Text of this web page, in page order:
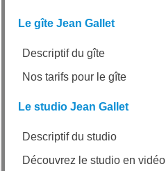
Le gîte Jean Gallet
Descriptif du gîte
Nos tarifs pour le gîte
Le studio Jean Gallet
Descriptif du studio
Découvrez le studio en vidéo